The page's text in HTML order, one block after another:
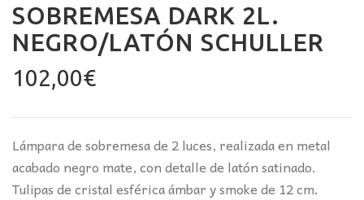
SOBREMESA DARK 2L.
NEGRO/LATÓN SCHULLER
102,00€
Lámpara de sobremesa de 2 luces, realizada en metal
acabado negro mate, con detalle de latón satinado.
Tulipas de cristal esférica ámbar y smoke de 12 cm.